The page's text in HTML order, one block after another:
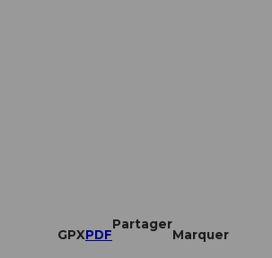
GPXPDF
Partager
Marquer